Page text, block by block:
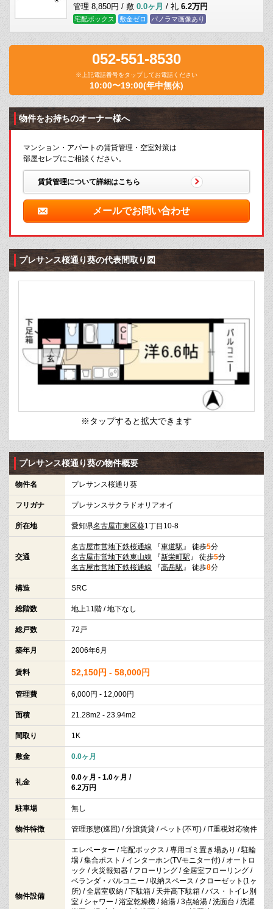
管理 8,850円 / 敷 0.0ヶ月 / 礼 6.2万円
宅配ボックス 敷金ゼロ パノラマ画像あり
052-551-8530
※上記電話番号をタップしてお電話ください
10:00〜19:00(年中無休)
物件をお持ちのオーナー様へ
マンション・アパートの賃貸管理・空室対策は
部屋セレブにご相談ください。
賃貸管理について詳細はこちら
メールでお問い合わせ
プレサンス桜通り葵の代表間取り図
※タップすると拡大できます
プレサンス桜通り葵の物件概要
物件名 プレサンス桜通り葵
フリガナ プレサンスサクラドオリアオイ
所在地 愛知県名古屋市東区葵1丁目10-8
交通
名古屋市営地下鉄桜通線 『車道駅 』 徒歩5分
名古屋市営地下鉄東山線 『新栄町駅 』 徒歩5分
名古屋市営地下鉄桜通線 『高岳駅 』 徒歩8分
構造 SRC
総階数 地上11階 / 地下なし
総戸数 72戸
築年月 2006年6月
賃料 52,150円 - 58,000円
管理費 6,000円 - 12,000円
面積 21.28m2 - 23.94m2
間取り 1K
敷金 0.0ヶ月
礼金
0.0ヶ月 - 1.0ヶ月 /
6.2万円
駐車場 無し
物件特徴 管理形態(巡回) / 分譲賃貸 / ペット(不可) / IT重税対応物件
物件設備
エレベーター / 宅配ボックス / 専用ゴミ置き場あり / 駐輪
場 / 集合ポスト / インターホン(TVモニター付) / オートロ
ック / 火災報知器 / フローリング / 全居室フローリング /
ベランダ・バルコニー / 収納スペース / クローゼット(1ヶ
所) / 全居室収納 / 下駄箱 / 天井高下駄箱 / バス・トイレ別
室 / シャワー / 浴室乾燥機 / 給湯 / 3点給湯 / 洗面台 / 洗濯